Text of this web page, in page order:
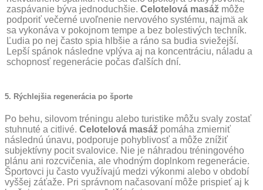
zaspávanie býva jednoduchšie. Celotelová masáž môže
podporiť večerné uvoľnenie nervového systému, najmä ak
sa vykonáva v pokojnom tempe a bez bolestivých techník.
Ľudia po nej často spia hlbšie a ráno sa budia sviežejší.
Lepší spánok následne vplýva aj na koncentráciu, náladu a
schopnosť regenerácie počas ďalších dní.
5. Rýchlejšia regenerácia po športe
Po behu, silovom tréningu alebo turistike môžu svaly zostať
stuhnuté a citlivé. Celotelová masáž pomáha zmierniť
následnú únavu, podporuje pohyblivosť a môže znížiť
subjektívny pocit svalovice. Nie je náhradou tréningového
plánu ani rozcvičenia, ale vhodným doplnkom regenerácie.
Športovci ju často využívajú medzi výkonmi alebo v období
vyššej záťaže. Pri správnom načasovaní môže prispieť aj k